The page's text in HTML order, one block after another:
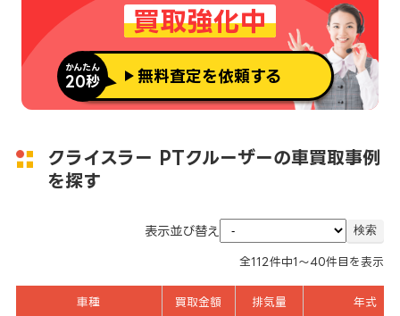
買取強化中
かんたん
20秒 無料査定を依頼する
クライスラー PTクルーザーの車買取事例
を探す
表示並び替え
全112件中1～40件目を表示
車種 買取金額 排気量 年式